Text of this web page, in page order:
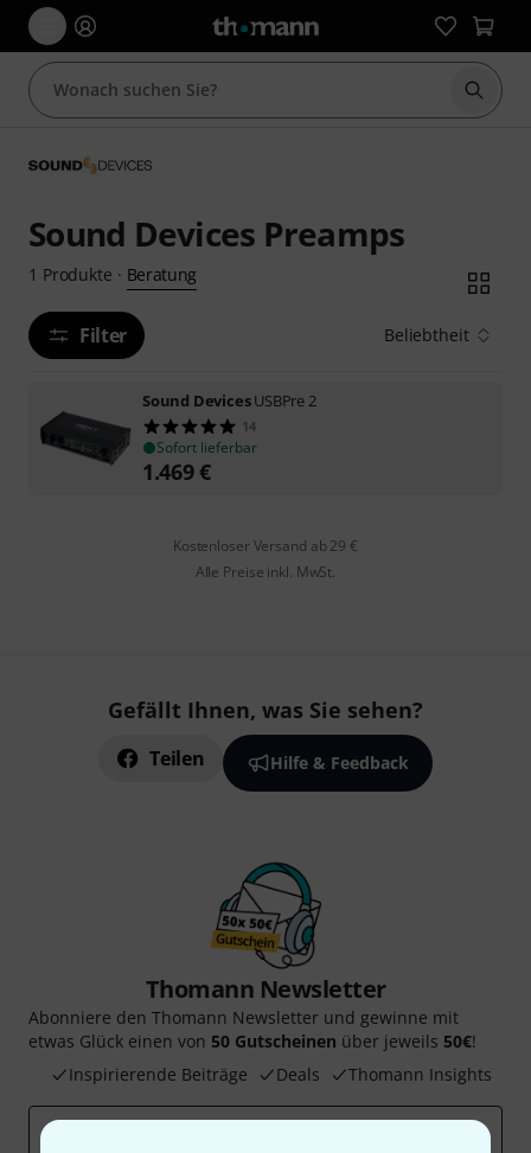
Suche
Sound Devices Preamps
1 Produkte · Beratung
Filter Beliebtheit
Sound DevicesUSBPre 2
14
Sofort lieferbar
1.469€
Kostenloser Versand ab 29 €
Alle Preise inkl. MwSt.
Gefällt Ihnen, was Sie sehen?
Teilen Hilfe & Feedback
Thomann Newsletter
Abonniere den Thomann Newsletter und gewinne mit
etwas Glück einen von 50 Gutscheinen über jeweils 50€!
Inspirierende Beiträge
Deals Thomann Insights